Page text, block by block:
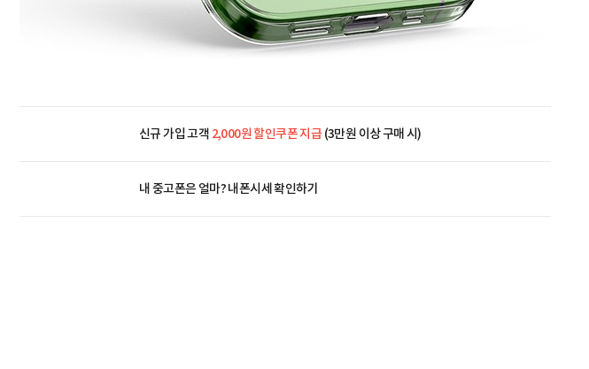
신규 가입 고객 2,000원 할인쿠폰 지급(3만원 이상 구매 시)
내 중고폰은 얼마?내폰시세 확인하기